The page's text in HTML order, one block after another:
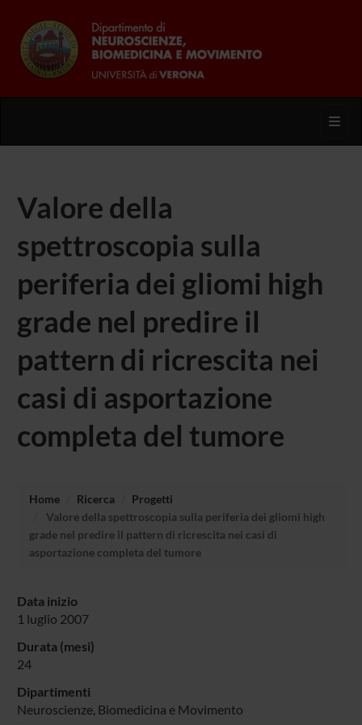
Valore della
spettroscopia sulla
periferia dei gliomi high
grade nel predire il
pattern di ricrescita nei
casi di asportazione
completa del tumore
Home Ricerca
Progetti
Valore della spettroscopia sulla periferia dei gliomi high
grade nel predire il pattern di ricrescita nei casi di
asportazione completa del tumore
Data inizio
1 luglio 2007
Durata (mesi)
24
Dipartimenti
Neuroscienze, Biomedicina e Movimento